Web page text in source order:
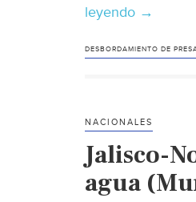
leyendo Edomex.-
densa
el
del
Río
→
DESBORDAMIENTO DE
NACIONALES
Jalisco-
agua